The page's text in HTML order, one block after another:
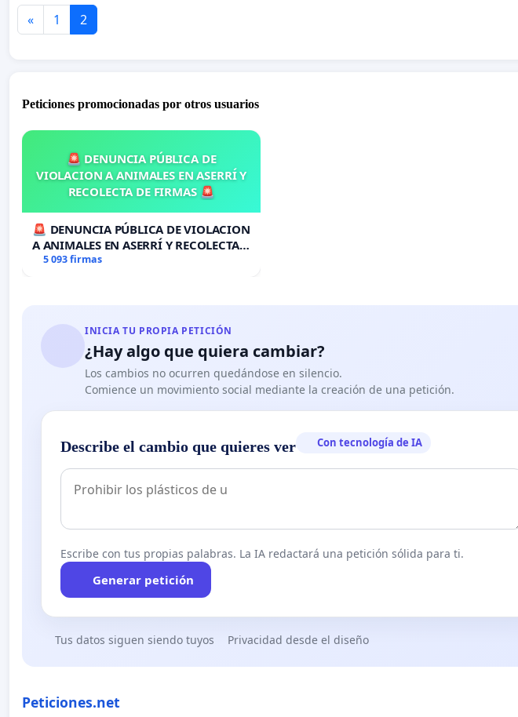
« 1 2
Peticiones promocionadas por otros usuarios
🚨 DENUNCIA PÚBLICA DE
VIOLACION A ANIMALES EN ASERRÍ Y
RECOLECTA DE FIRMAS 🚨
🚨 DENUNCIA PÚBLICA DE VIOLACION
A ANIMALES EN ASERRÍ Y RECOLECTA
DE FIRMAS 🚨
5 093 firmas
INICIA TU PROPIA PETICIÓN
¿Hay algo que quiera cambiar?
Los cambios no ocurren quedándose en silencio.
Comience un movimiento social mediante la creación de una petición.
Describe el cambio que quieres ver Con tecnología de IA
Escribe con tus propias palabras. La IA redactará una petición sólida para ti.
Generar petición
Tus datos siguen siendo tuyos Privacidad desde el diseño
Peticiones.net